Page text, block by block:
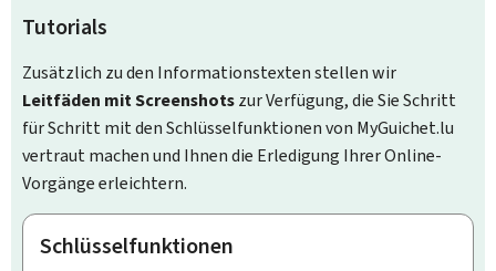
Tutorials
Zusätzlich zu den Informationstexten stellen wir
Leitfäden mit Screenshotszur Verfügung, die Sie Schritt
für Schritt mit den Schlüsselfunktionen von MyGuichet.lu
vertraut machen und Ihnen die Erledigung Ihrer Online-
Vorgänge erleichtern.
Schlüsselfunktionen